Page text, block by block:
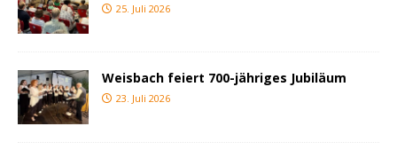
25. Juli 2026
Weisbach feiert 700-jähriges Jubiläum
23. Juli 2026